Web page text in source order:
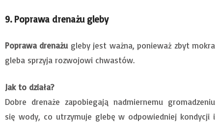
9. Poprawa drenażu gleby
Poprawa drenażu gleby jest ważna, ponieważ zbyt mokra
gleba sprzyja rozwojowi chwastów.
Jak to działa?
Dobre drenaże zapobiegają nadmiernemu gromadzeniu
się wody, co utrzymuje glebę w odpowiedniej kondycji i